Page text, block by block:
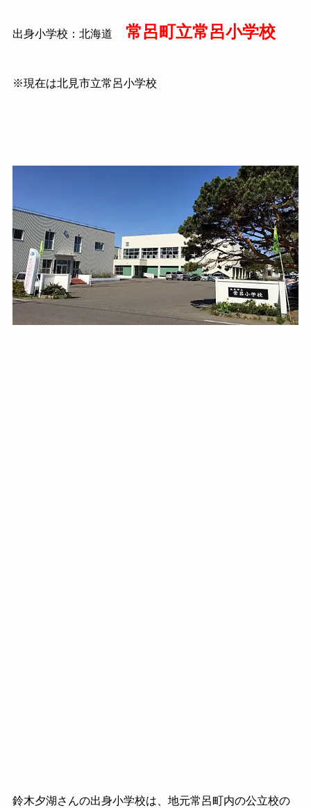
出身小学校：北海道 常呂町立常呂小学校
※現在は北見市立常呂小学校
鈴木夕湖さんの出身小学校は、地元常呂町内の公立校の